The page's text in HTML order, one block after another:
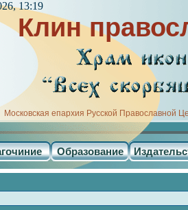
Клин
Московская епархия Русской Православной
Образование
13:19